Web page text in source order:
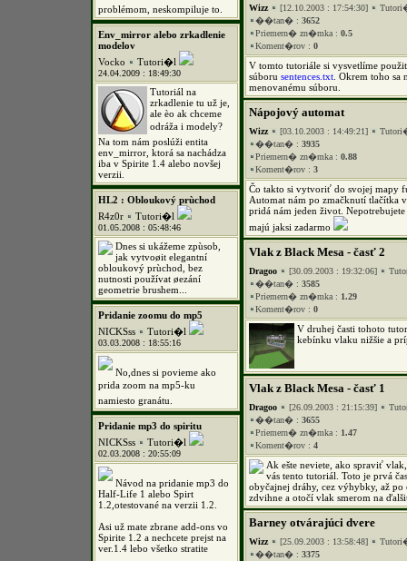
problémom, neskompiluje to.
Env_mirror alebo zrkadlenie
modelov
Vocko
Tutori�l
24.04.2009 : 18:49:30
Tutoriál na
zrkadlenie tu už je,
ale èo ak chceme
odráža i modely?
Na tom nám poslúži entita
env_mirror, ktorá sa nachádza
iba v Spirite 1.4 alebo novšej
verzii.
HL2 : Obloukový prùchod
R4z0r
Tutori�l
01.05.2008 : 05:48:46
Dnes si ukážeme zpùsob,
jak vytvoøit elegantní
obloukový prùchod, bez
nutnosti používat øezání
geometrie brushem...
Pridanie zoomu do mp5
NICKSss
Tutori�l
03.03.2008 : 18:55:16
No,dnes si povieme ako
prida zoom na mp5-ku
namiesto granátu.
Pridanie mp3 do spiritu
NICKSss
Tutori�l
02.03.2008 : 20:55:09
Návod na pridanie mp3 do
Half-Life 1 alebo Spirt
1.2,otestované na verzii 1.2.
Asi už mate zbrane add-ons vo
Spirite 1.2 a nechcete prejst na
ver.1.4 lebo všetko stratite
Wizz [12.10.2003 : 17:54:30]
��tan� : 3652
Priemern� zn�mka : 0.5
Koment�rov : 0
V tomto tutoriále si vysvetlíme
súboru sentences.txt . Okrem toho
menovanému súboru.
Nápojový automat
Wizz [03.10.2003 : 14:49:21]
��tan� : 3935
Priemern� zn�mka : 0.88
Koment�rov : 3
Čo takto si vytvoriť do svojej mapy
Automat nám po zmačknutí tlačítka
pridá nám jeden život.
majú jaksi zadarmo
Vlak z Black Mesa - časť 2
Dragoo [30.09.2003 : 19:32:06]
��tan� : 3585
Priemern� zn�mka : 1.29
Koment�rov : 0
V druhej časti tohoto
kebínku vlaku nižšie a
Vlak z Black Mesa - časť 1
Dragoo [26.09.2003 : 21:15:39]
��tan� : 3655
Priemern� zn�mka : 1.47
Koment�rov : 4
Ak ešte neviete, ako spraviť
vás tento tutoriál. Toto je prvá
obyčajnej dráhy, cez výhybky, až
zdvihne a otočí vlak smerom na
Barney otvárajúci dvere
Wizz [25.09.2003 : 13:58:48]
��tan� : 3375